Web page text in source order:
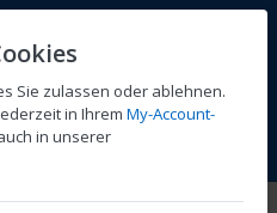
Wunschliste
Sie zulassen oder ablehnen.
in Ihrem My-Account-
in unserer